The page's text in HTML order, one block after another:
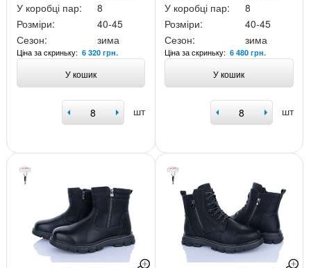
У коробці пар:
8
Розміри:
40-45
Сезон:
зима
Ціна за скриньку: 6 320 грн.
У кошик
шт
У коробці пар:
8
Розміри:
40-45
Сезон:
зима
Ціна за скриньку:6 480 грн.
У кошик
шт